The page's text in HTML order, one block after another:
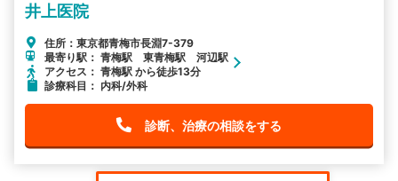
井上医院
住所：東京都青梅市長淵7-379
最寄り駅： 青梅駅 東青梅駅 河辺駅
アクセス： 青梅駅 から徒歩13分
診療科目： 内科/外科
診断、治療の相談をする